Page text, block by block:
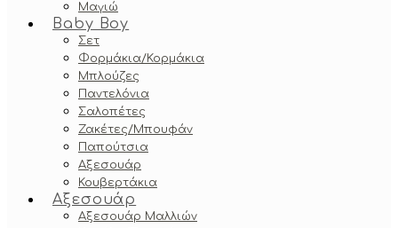
Μαγιώ
Baby Boy
Σετ
Φορμάκια/Κορμάκια
Μπλούζες
Παντελόνια
Σαλοπέτες
Ζακέτες/Μπουφάν
Παπούτσια
Αξεσουάρ
Κουβερτάκια
Αξεσουάρ
Αξεσουάρ Μαλλιών